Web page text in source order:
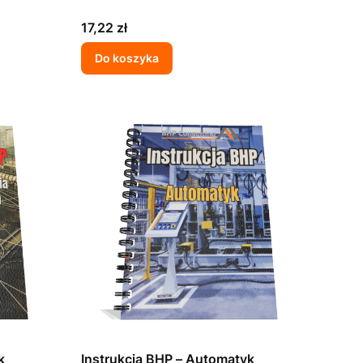
Cena
17,22 zł
Do koszyka
Instrukcja BHP – Automatyk